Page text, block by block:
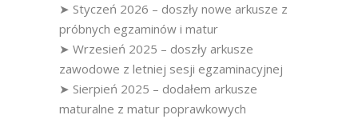
➤ Styczeń 2026 – doszły nowe arkusze z
próbnych egzaminów i matur
➤ Wrzesień 2025 – doszły arkusze
zawodowe z letniej sesji egzaminacyjnej
➤ Sierpień 2025 – dodałem arkusze
maturalne z matur poprawkowych